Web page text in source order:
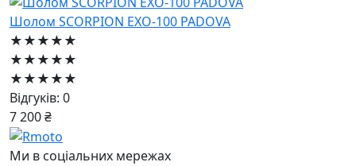
Шолом SCORPION EXO-100 PADOVA
★★★★★
★★★★★
★★★★★
Відгуків: 0
7 200 ₴
Ми в соціальних мережах